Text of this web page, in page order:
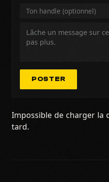
POSTER
Impossible de charger la
tard.